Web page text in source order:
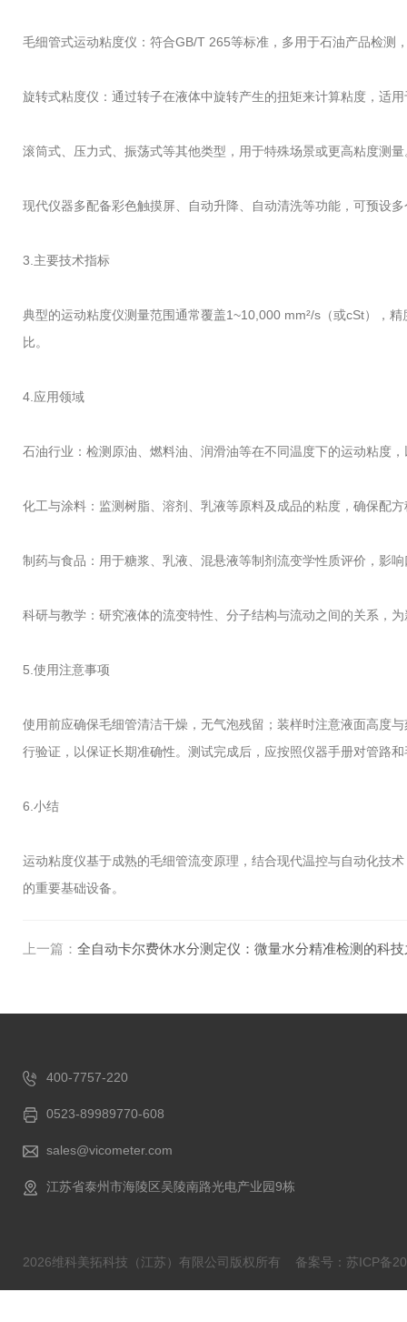
毛细管式运动粘度仪：符合GB/T 265等标准，多用于石油产品检测
旋转式粘度仪：通过转子在液体中旋转产生的扭矩来计算粘度，适
滚筒式、压力式、振荡式等其他类型，用于特殊场景或更高粘度测量
现代仪器多配备彩色触摸屏、自动升降、自动清洗等功能，可预设
3.主要技术指标
典型的运动粘度仪测量范围通常覆盖1~10,000 mm²/s（或cSt），
比。
4.应用领域
石油行业：检测原油、燃料油、润滑油等在不同温度下的运动粘度
化工与涂料：监测树脂、溶剂、乳液等原料及成品的粘度，确保配
制药与食品：用于糖浆、乳液、混悬液等制剂流变学性质评价，影
科研与教学：研究液体的流变特性、分子结构与流动之间的关系，
5.使用注意事项
使用前应确保毛细管清洁干燥，无气泡残留；装样时注意液面高度
行验证，以保证长期准确性。测试完成后，应按照仪器手册对管路
6.小结
运动粘度仪基于成熟的毛细管流变原理，结合现代温控与自动化技
的重要基础设备。
上一篇： 全自动卡尔费休水分测定仪：微量水分精准检测的科
400-7757-220
0523-89989770-608
sales@vicometer.com
江苏省泰州市海陵区吴陵南路光电产业园9栋
2026维科美拓科技（江苏）有限公司版权所有 备案号：苏ICP备